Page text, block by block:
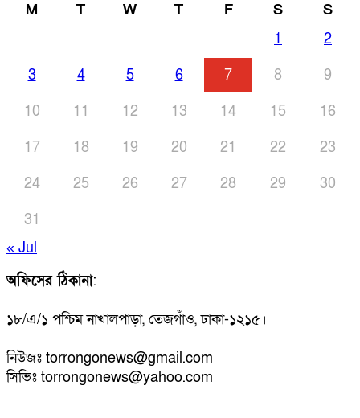
M
T W T F S
S
1
2
3
4 5 6 7 8
9
10
11 12 13 14 15
16
17
18 19 20 21 22
23
24
25 26 27 28 29
30
31
« Jul
অফিসের ঠিকানা:
১৮/এ/১ পশ্চিম নাখালপাড়া, তেজগাঁও, ঢাকা-১২১৫।
নিউজঃ torrongonews@gmail.com
সিভিঃ torrongonews@yahoo.com